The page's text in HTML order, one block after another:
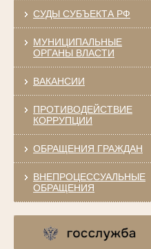
СУДЫ СУБЪЕКТА РФ
МУНИЦИПАЛЬНЫЕ
ОРГАНЫ ВЛАСТИ
ВАКАНСИИ
ПРОТИВОДЕЙСТВИЕ
КОРРУПЦИИ
ОБРАЩЕНИЯ ГРАЖДАН
ВНЕПРОЦЕССУАЛЬНЫЕ
ОБРАЩЕНИЯ